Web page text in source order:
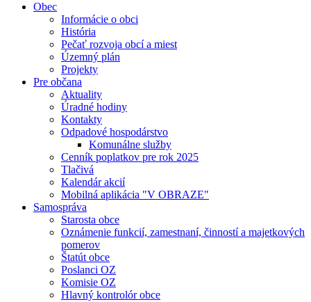
Obec
Informácie o obci
História
Pečať rozvoja obcí a miest
Územný plán
Projekty
Pre občana
Aktuality
Úradné hodiny
Kontakty
Odpadové hospodárstvo
Komunálne služby
Cenník poplatkov pre rok 2025
Tlačivá
Kalendár akcií
Mobilná aplikácia "V OBRAZE"
Samospráva
Starosta obce
Oznámenie funkcií, zamestnaní, činností a majetkových
pomerov
Štatút obce
Poslanci OZ
Komisie OZ
Hlavný kontrolór obce